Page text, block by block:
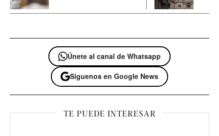
Únete al canal de Whatsapp
Síguenos en Google News
TE PUEDE INTERESAR